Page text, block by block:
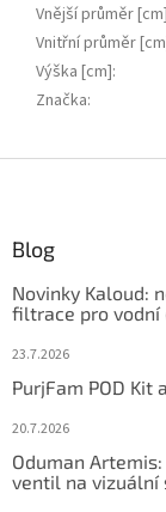
Vnější průměr [cm]
Vnitřní průměr
Výška [cm]:
Značka:
Blog
Novinky Kaloud:
filtrace pro vodní
23.7.2026
PurjFam POD
20.7.2026
Oduman
ventil na vizuální